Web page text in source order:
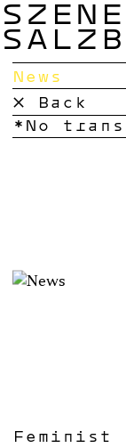
SZENE
News
× Back
No
Feminist